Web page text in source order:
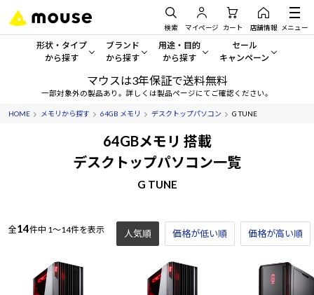
検索 マイページ カート 店舗情報 メニュー
形状・タイプ
から探す
形状・タイプから探す をすべてみる
デスクトップPC
ディスプレイ
ブランド
から探す
mouse
G TUNE
MousePro
Windows 11| Copilot+ PC
用途・目的
から探す
一般向けパソコン
ゲーミングPC・ゲーム向けパソコン
クリエイティブ向け
ビジネス向けパソコン
学習向けパソコン
AIおすすめパソコン
セール
キャンペーン
セール・キャンペー
期間限定セール
アウトレットパソコン
マウスは3年保証で送料無料
一部対象外の製品あり。詳しくは製品ページにてご確認ください。
HOME メモリから探す 64GB メモリ デスクトップパソコン G TUNE
64GBメモリ 搭載
デスクトップパソコン一覧
G TUNE
全14件中 1～14件を表示 人気順 価格が低い順 価格が高い順